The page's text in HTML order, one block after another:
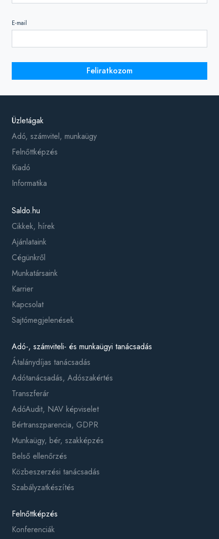
E-mail
Feliratkozom
Üzletágak
Adó, számvitel, munkaügy
Felnőttképzés
Kiadó
Informatika
Saldo.hu
Cikkek, hírek
Ajánlataink
Cégünkről
Munkatársaink
Karrier
Kapcsolat
Sajtómegjelenések
Adó-, számviteli- és munkaügyi tanácsadás
Átalánydíjas tanácsadás
Adótanácsadás, Adószakértés
Transzferár
AdóAudit, NAV képviselet
Bértranszparencia, GDPR
Munkaügy, bér, szakképzés
Belső ellenőrzés
Közbeszerzési tanácsadás
Szabályzatkészítés
Felnőttképzés
Konferenciák